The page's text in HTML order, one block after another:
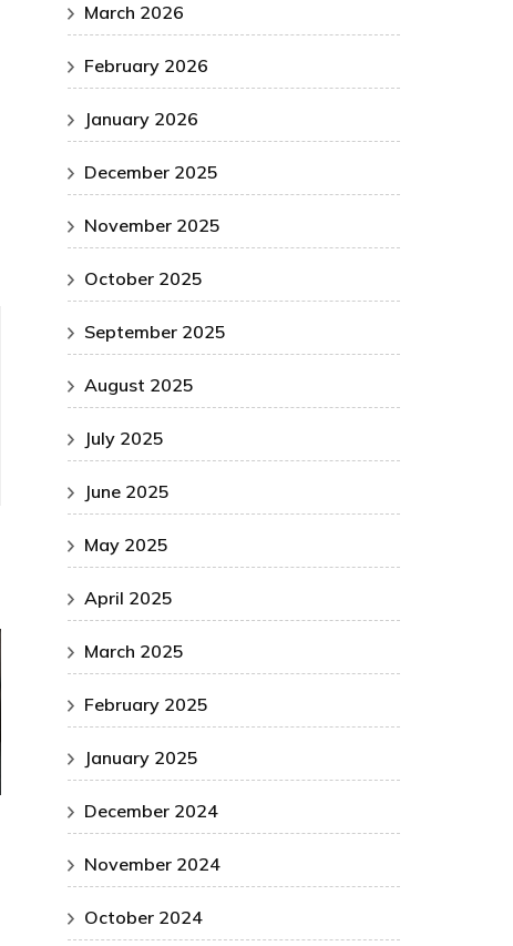
March 2026
February 2026
January 2026
December 2025
November 2025
October 2025
September 2025
August 2025
July 2025
June 2025
May 2025
April 2025
March 2025
February 2025
January 2025
December 2024
November 2024
October 2024